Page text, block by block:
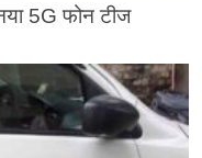
5G फोन टीज